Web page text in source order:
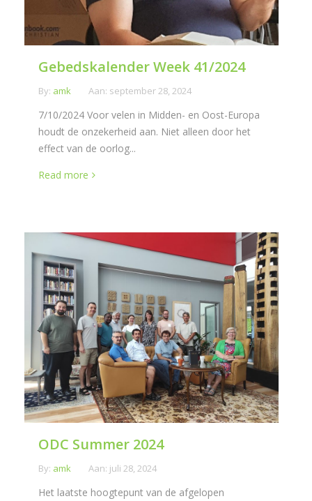
Gebedskalender Week 41/2024
By: amk Aan: september 28, 2024
7/10/2024 Voor velen in Midden- en Oost-Europa
houdt de onzekerheid aan. Niet alleen door het
effect van de oorlog...
Read more
ODC Summer 2024
By: amk Aan: juli 28, 2024
Het laatste hoogtepunt van de afgelopen